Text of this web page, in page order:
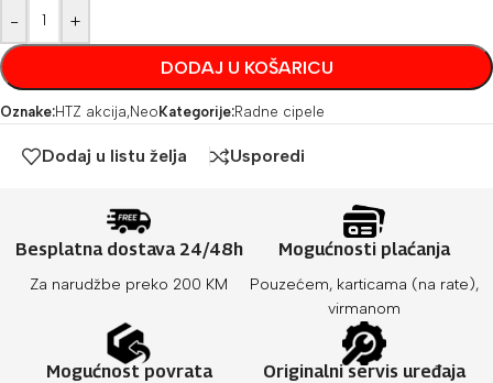
- +
DODAJ U KOŠARICU
Oznake:HTZ akcija,Neo Kategorije:Radne cipele
Dodaj u listu želja Usporedi
Besplatna dostava 24/48h
Za narudžbe preko 200 KM
Mogućnosti plaćanja
Pouzećem, karticama (na rate),
virmanom
Mogućnost povrata
Originalni servis uređaja